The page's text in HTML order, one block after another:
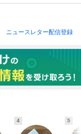
ニュースレター配信登録
4 5